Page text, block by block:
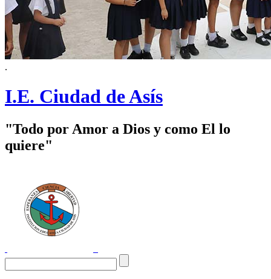
.
I.E. Ciudad de Asís
"Todo por Amor a Dios y como El lo
quiere"